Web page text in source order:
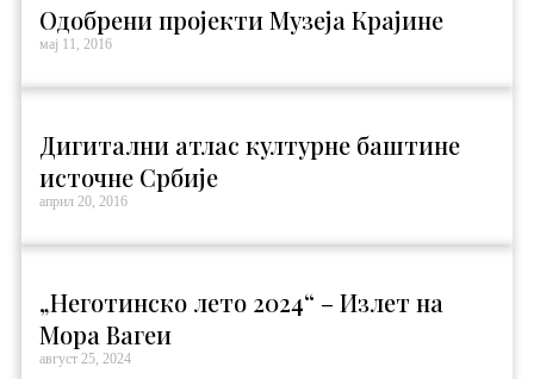
Одобрени пројекти Музеја Крајине
мај 11, 2016
Дигитални атлас културне баштине
источне Србије
април 20, 2016
„Неготинско лето 2024“ – Излет на
Мора Вагеи
август 25, 2024